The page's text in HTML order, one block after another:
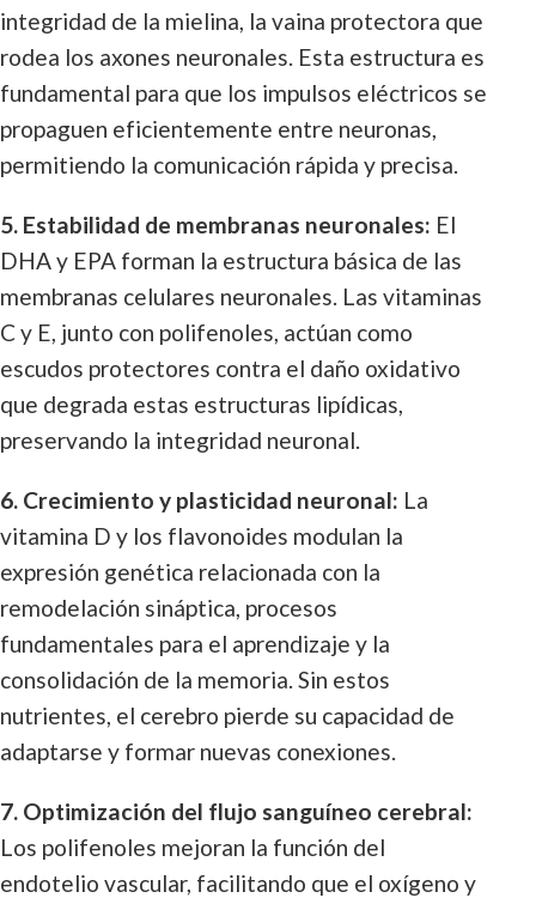
integridad de la mielina, la vaina protectora que
rodea los axones neuronales. Esta estructura es
fundamental para que los impulsos eléctricos se
propaguen eficientemente entre neuronas,
permitiendo la comunicación rápida y precisa.
5. Estabilidad de membranas neuronales: El
DHA y EPA forman la estructura básica de las
membranas celulares neuronales. Las vitaminas
C y E, junto con polifenoles, actúan como
escudos protectores contra el daño oxidativo
que degrada estas estructuras lipídicas,
preservando la integridad neuronal.
6. Crecimiento y plasticidad neuronal: La
vitamina D y los flavonoides modulan la
expresión genética relacionada con la
remodelación sináptica, procesos
fundamentales para el aprendizaje y la
consolidación de la memoria. Sin estos
nutrientes, el cerebro pierde su capacidad de
adaptarse y formar nuevas conexiones.
7. Optimización del flujo sanguíneo cerebral:
Los polifenoles mejoran la función del
endotelio vascular, facilitando que el oxígeno y